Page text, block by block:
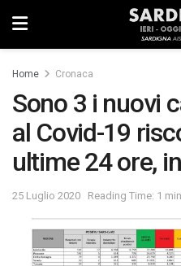
Home Cronaca
Sono 3 i nuovi
al Covid-19
ultime 24 ore,
25 Luglio 2020 Reading Time: 1